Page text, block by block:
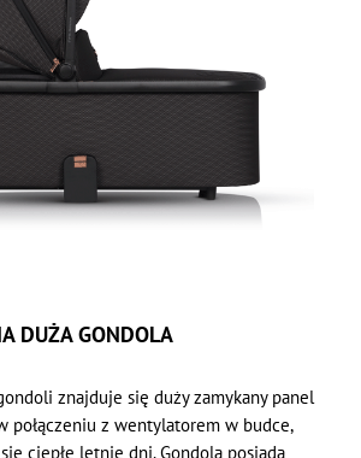
DUŻA GONDOLA
znajduje się duży zamykany panel
połączeniu z wentylatorem w budce,
ciepłe letnie dni. Gondola posiada